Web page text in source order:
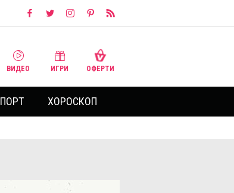
ВИДЕО ИГРИ ОФЕРТИ
ХОРОСКОП